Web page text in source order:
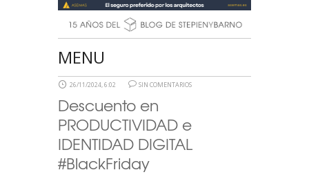
MENU
26/11/2024, 6:02 SIN COMENTARIOS
Descuento en
PRODUCTIVIDAD e
IDENTIDAD DIGITAL
#BlackFriday